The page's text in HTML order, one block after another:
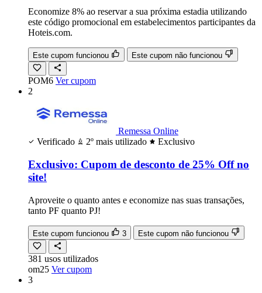
Economize 8% ao reservar a sua próxima estadia utilizando
este código promocional em estabelecimentos participantes da
Hoteis.com.
Este cupom funcionou Este cupom não funcionou
POM6 Ver cupom
2
Remessa Online
Verificado
2º mais utilizado Exclusivo
Exclusivo: Cupom de desconto de 25% Off no
site!
Aproveite o quanto antes e economize nas suas transações,
tanto PF quanto PJ!
Este cupom funcionou 3 Este cupom não funcionou
381 usos utilizados
om25 Ver cupom
3